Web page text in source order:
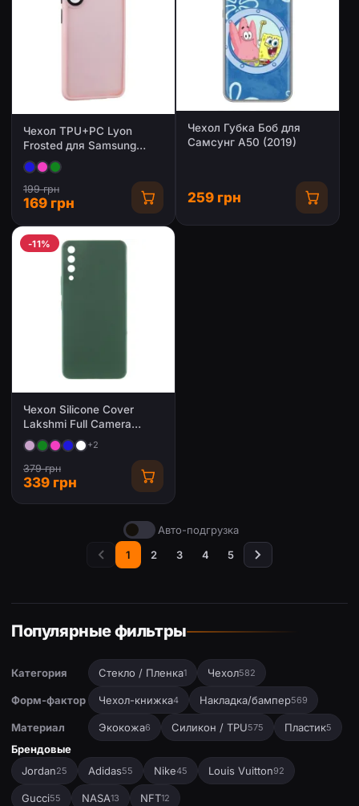
Чехол TPU+PC Lyon
Frosted для Samsung
Galaxy A50 (A505F) /
A50s / A30s
199 грн
169 грн
Чехол Губка Боб для
Самсунг А50 (2019)
259 грн
-11%
Чехол Silicone Cover
Lakshmi Full Camera
(AAA) для Samsung
Galaxy A50 (A505F) /
A50s / A30s
+2
379 грн
339 грн
Авто-подгрузка
1
2 3 4 5
Популярные фильтры
Категория Стекло / Пленка1 Чехол582
Форм-фактор Чехол-книжка4 Накладка/бампер569
Материал Экокожа6 Силикон / TPU575 Пластик5
Брендовые
Jordan25 Adidas55 Nike45 Louis Vuitton92
Gucci55 NASA13 NFT12